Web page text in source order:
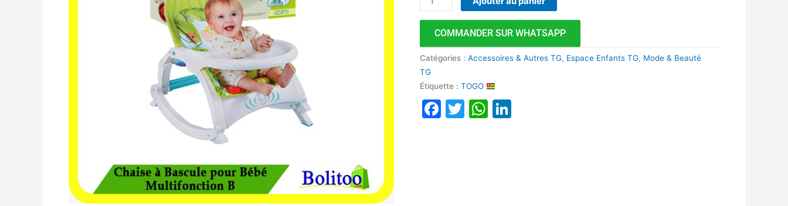
COMMANDER SUR WHATSAPP
Catégories :Accessoires & Autres TG, Espace Enfants TG, Mode & Beauté
TG
Étiquette :TOGO
Facebook
TwitterWhatsApp